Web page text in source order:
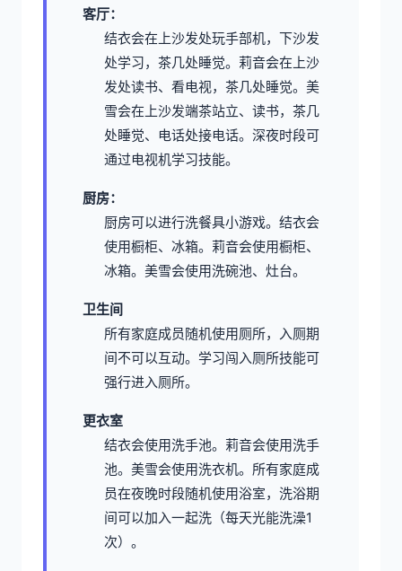
客厅：
结衣会在上沙发处玩手部机，下沙发
处学习，茶几处睡觉。 莉音会在上沙
发处读书、看电视，茶几处睡觉。 美
雪会在上沙发端茶站立、读书，茶几
处睡觉、电话处接电话。 深夜时段可
通过电视机学习技能。
厨房：
厨房可以进行洗餐具小游戏。 结衣会
使用橱柜、冰箱。 莉音会使用橱柜、
冰箱。 美雪会使用洗碗池、灶台。
卫生间
所有家庭成员随机使用厕所，入厕期
间不可以互动。 学习闯入厕所技能可
强行进入厕所。
更衣室
结衣会使用洗手池。 莉音会使用洗手
池。 美雪会使用洗衣机。 所有家庭成
员在夜晚时段随机使用浴室，洗浴期
间可以加入一起洗（每天光能洗澡1
次）。